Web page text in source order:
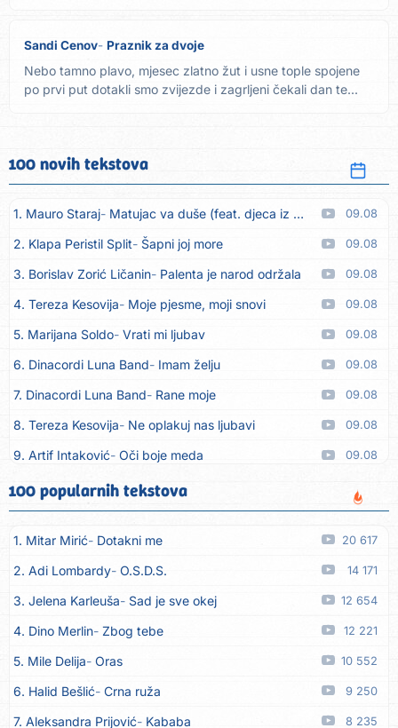
Sandi Cenov Praznik za dvoje
Nebo tamno plavo, mjesec zlatno žut i usne tople spojene
po prvi put dotakli smo zvijezde i zagrljeni čekali dan te...
100 novih tekstova
1. Mauro Staraj Matujac va duše (feat. djeca iz Matulja) 09.08
2. Klapa Peristil Split Šapni joj more 09.08
3. Borislav Zorić Ličanin Palenta je narod održala 09.08
4. Tereza Kesovija Moje pjesme, moji snovi 09.08
5. Marijana Soldo Vrati mi ljubav 09.08
6. Dinacordi Luna Band Imam želju 09.08
7. Dinacordi Luna Band Rane moje 09.08
8. Tereza Kesovija Ne oplakuj nas ljubavi 09.08
9. Artif Intaković Oči boje meda 09.08
10. Rifat Tepić Iza tamnih zavjesa
11. Dinacordi Luna Band Srce svoje neću drugoj dati 09.08
12. Dreletronic Vumrl mi je pajcek moj 08.08
13. Dinacordi Luna Band Zora plava 08.08
14. Dinacordi Luna Band Imam sve, fališ ti 08.08
15. Dinacordi Luna Band Prijatelji stari 08.08
16. Dinacordi Luna Band 08.08
17. Tereza Kesovija Ljubavi nestaju 08.08
100 popularnih tekstova
1. Mitar Mirić Dotakni me 20 617
2. Adi Lombardy O.S.D.S. 14 171
3. Jelena Karleuša Sad je sve okej 12 654
4. Dino Merlin Zbog tebe 12 221
5. Mile Delija Oras 10 552
6. Halid Bešlić Crna ruža 9 250
7. Aleksandra Prijović Kababa 8 235